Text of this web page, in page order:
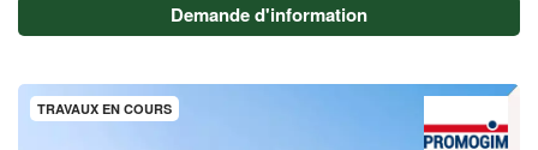
Demande d'information
TRAVAUX EN COURS